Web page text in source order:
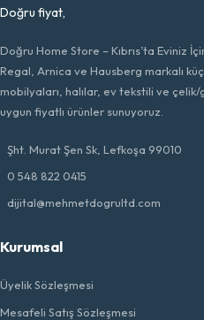
Doğru Home Store – Kıbrıs’ta Eviniz
Regal, Arnica ve Hausberg markalı
mobilyaları, halılar, ev tekstili ve
uygun fiyatlı ürünler sunuyoruz.
Şht. Murat Şen Sk, Lefkoşa 99010
0 548 822 0415
dijital@mehmetdogrultd.com
Kurumsal
Üyelik Sözleşmesi
Mesafeli Satış Sözleşmesi